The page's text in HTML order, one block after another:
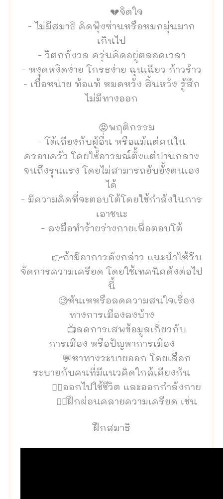
💔จิตใจ
- ไม่มีสมาธิ คิดฟุ้งซ่านหรือหมกมุ่นมาก
เกินไป
- วิตกกังวล ครุ่นคิดอยู่ตลอดเวลา
- หงุดหงิดง่าย โกรธง่าย ฉุนเฉียว ก้าวร้าว
- เบื่อหน่าย ท้อแท้ หมดหวัง สิ้นหวัง รู้สึก
ไม่มีทางออก
😡พฤติกรรม
- โต้เถียงกับผู้อื่น หรือแม้แต่คนใน
ครอบครัว โดยใช้อารมณ์ตั้งแต่ปานกลาง
จนถึงรุนแรง โดยไม่สามารถยับยั้งตนเอง
ได้
- มีความคิดที่จะตอบโต้โดยใช้กำลังในการ
เอาชนะ
- ลงมือทำร้ายร่างกายเพื่อตอบโต้
👉ถ้ามีอาการดังกล่าว แนะนำให้รีบ
จัดการความเครียด โดยใช้เทคนิคดังต่อไป
นี้
🧐หันเหหรือลดความสนใจเรื่อง
ทางการเมืองลงบ้าง
📺ลดการเสพข้อมูลเกี่ยวกับ
การเมือง หรือปัญหาการเมือง
💬หาทางระบายออก โดยเลือก
ระบายกับคนที่มีแนวคิดใกล้เคียงกัน
🚶‍♀️ออกไปใช้ชีวิต และออกกำลังกาย
🤦‍♀️ฝึกผ่อนคลายความเครียด เช่น
ฝึกสมาธิ